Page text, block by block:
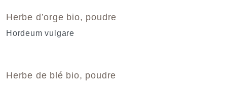
Herbe d’orge bio, poudre
Hordeum vulgare
Herbe de blé bio, poudre